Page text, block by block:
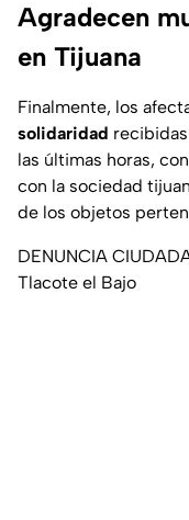
Agradecen
en Tijuana
Finalmente, los
solidaridad
las últimas horas,
con la sociedad
de los objetos
DENUNCIA
Tlacote el Bajo